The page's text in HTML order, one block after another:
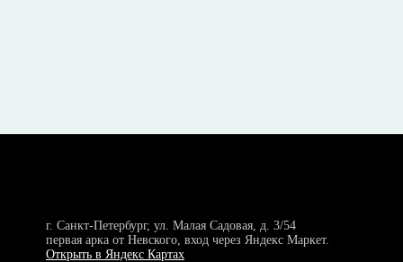
г. Санкт-Петербург, ул. Малая Садовая, д. 3/54
первая арка от Невского, вход через Яндекс Маркет.
Открыть в Яндекс Картах